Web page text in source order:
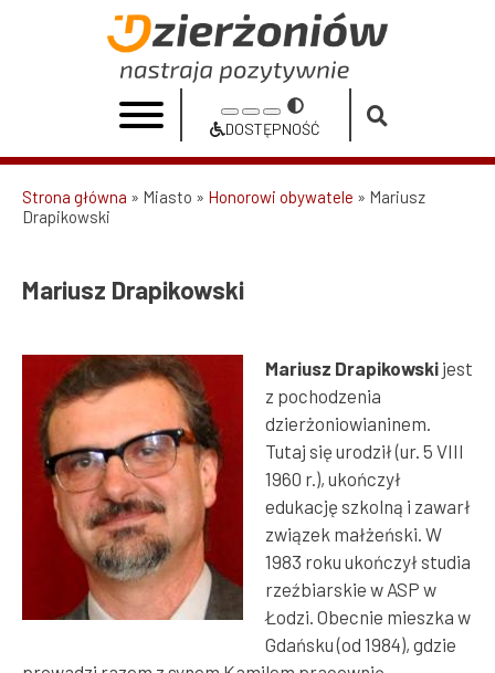
Mariusz
Drapikowski
Urząd
Miasta
Increase
size
Reset
font
size
Decrease
size
Przełącz
na
Dostępność
DOSTĘPNOŚĆ
Ścieżka
Strona główna Miasto Honorowi obywatele
Mariusz
Drapikowski
Mariusz Drapikowski
Mariusz Drapikowski jest
z pochodzenia
dzierżoniowianinem.
Tutaj się urodził (ur. 5 VIII
1960 r.), ukończył
edukację szkolną i zawarł
związek małżeński. W
1983 roku ukończył studia
rzeźbiarskie w ASP w
Łodzi. Obecnie mieszka w
Gdańsku (od 1984), gdzie